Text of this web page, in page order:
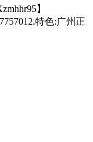
】
特色:广州正